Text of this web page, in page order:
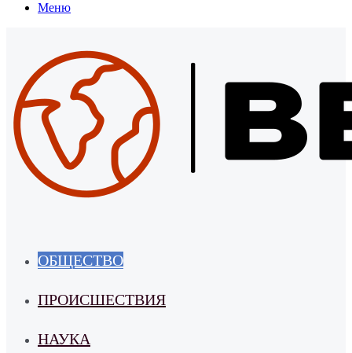
Меню
ОБЩЕСТВО
ПРОИСШЕСТВИЯ
НАУКА